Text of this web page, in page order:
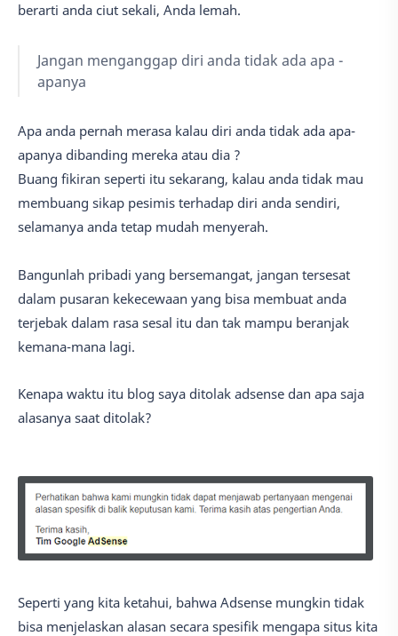
berarti anda ciut sekali, Anda lemah.
Jangan menganggap diri anda tidak ada apa -
apanya
Apa anda pernah merasa kalau diri anda tidak ada apa-
apanya dibanding mereka atau dia ?
Buang fikiran seperti itu sekarang, kalau anda tidak mau
membuang sikap pesimis terhadap diri anda sendiri,
selamanya anda tetap mudah menyerah.
Bangunlah pribadi yang bersemangat, jangan tersesat
dalam pusaran kekecewaan yang bisa membuat anda
terjebak dalam rasa sesal itu dan tak mampu beranjak
kemana-mana lagi.
Kenapa waktu itu blog saya ditolak adsense dan apa saja
alasanya saat ditolak?
Seperti yang kita ketahui, bahwa Adsense mungkin tidak
bisa menjelaskan alasan secara spesifik mengapa situs kita